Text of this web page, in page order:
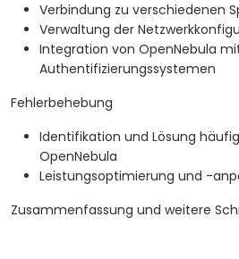
Verbindung zu verschiedenen
Verwaltung der
Integration von OpenNebula
Authentifizierungssystemen
Fehlerbehebung
Identifikation und Lösung
OpenNebula
Leistungsoptimierung und -
Zusammenfassung und weitere